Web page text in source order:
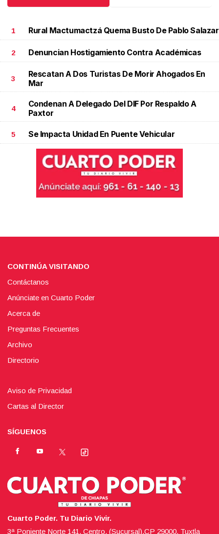
1 Rural Mactumactzá Quema Busto De Pablo Salazar
2 Denuncian Hostigamiento Contra Académicas
3
Rescatan A Dos Turistas De Morir Ahogados En
Mar
4
Condenan A Delegado Del DIF Por Respaldo A
Paxtor
5 Se Impacta Unidad En Puente Vehicular
CONTINÚA VISITANDO
Contáctanos
Anúnciate en Cuarto Poder
Acerca de
Preguntas Frecuentes
Archivo
Directorio
Aviso de Privacidad
Cartas al Director
SÍGUENOS
Cuarto Poder. Tu Diario Vivir.
3ª Poniente Norte 141, Centro, (Sucursal),CP 29000, Tuxtla